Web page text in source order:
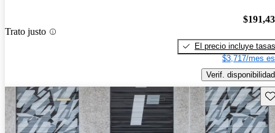
Trato justo
El precio incluye tasas
$3,717/mes
Verif. disponibilidad